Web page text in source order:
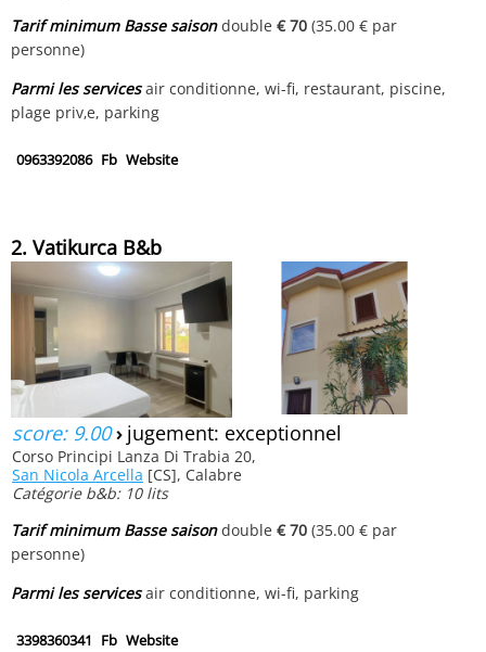
Tarif minimum Basse saisondouble€ 70 (35.00 € par
personne)
Parmi les servicesair conditionne, wi-fi, restaurant, piscine,
plage priv‚e, parking
0963392086 Fb Website
2. Vatikurca B&b
score: 9.00› jugement: exceptionnel
Corso Principi Lanza Di Trabia 20,
San Nicola Arcella [CS], Calabre
Catégorie b&b: 10 lits
Tarif minimum Basse saisondouble€ 70 (35.00 € par
personne)
Parmi les servicesair conditionne, wi-fi, parking
3398360341 Fb Website